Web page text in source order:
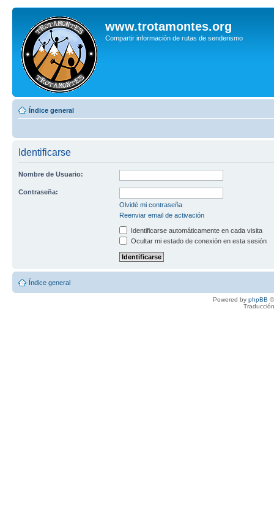
www.trotamontes.org
Compartir información de rutas de senderismo
Índice general
Identificarse
Nombre de Usuario:
Contraseña:
Olvidé mi contraseña
Reenviar email de activación
Identificarse automáticamente en cada visita
Ocultar mi estado de conexión en esta sesión
Índice general
Powered by phpBB